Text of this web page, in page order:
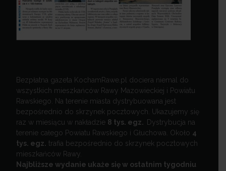
Bezpłatna gazeta KochamRawe.pl dociera niemal do
wszystkich mieszkańców Rawy Mazowieckiej i Powiatu
Rawskiego. Na terenie miasta dystrybuowana jest
bezpośrednio do skrzynek pocztowych. Ukazujemy się
raz w miesiącu w nakładzie 8 tys. egz.
Dystrybucja na
terenie całego Powiatu Rawskiego i Głuchowa. Około 4
tys. egz. trafia bezpośrednio do skrzynek pocztowych
mieszkańców Rawy.
Najbliższe wydanie ukaże się w ostatnim tygodniu